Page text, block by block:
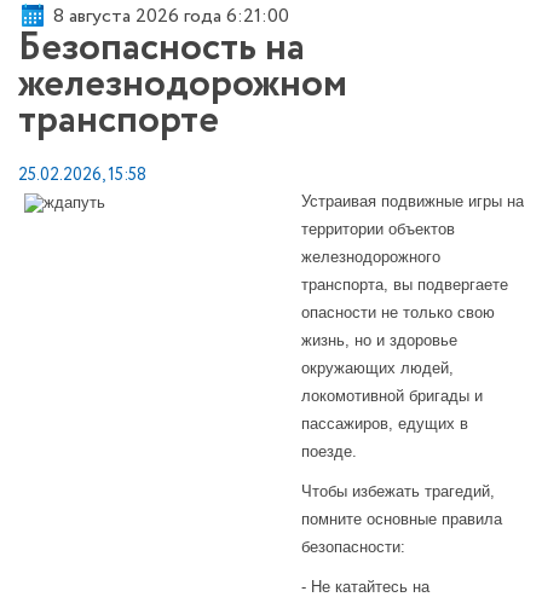
8 августа 2026 года 6:21:00
Безопасность на
железнодорожном
транспорте
25.02.2026, 15:58
Устраивая подвижные игры на
территории объектов
железнодорожного
транспорта, вы подвергаете
опасности не только свою
жизнь, но и здоровье
окружающих людей,
локомотивной бригады и
пассажиров, едущих в
поезде.
Чтобы избежать трагедий,
помните основные правила
безопасности:
- Не катайтесь на